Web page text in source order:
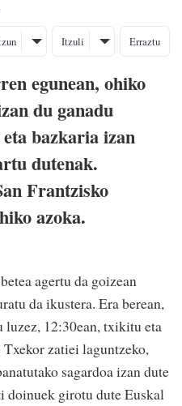
Itzuli Erraztu
egunean, ohiko
du ganadu
bazkaria izan
dutenak.
Frantzisko
azoka.
agertu da goizean
da ikustera. Era berean,
luzez, 12:30ean, txikitu eta
Txekor zatiei laguntzeko,
sagardoa izan dute
doinuek girotu dute Euskal